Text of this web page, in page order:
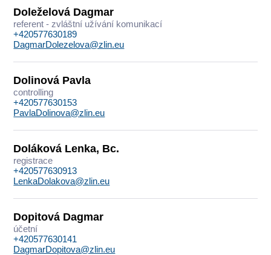
Doleželová Dagmar
referent - zvláštní užívání komunikací
+420577630189
DagmarDolezelova@zlin.eu
Dolinová Pavla
controlling
+420577630153
PavlaDolinova@zlin.eu
Doláková Lenka, Bc.
registrace
+420577630913
LenkaDolakova@zlin.eu
Dopitová Dagmar
účetní
+420577630141
DagmarDopitova@zlin.eu